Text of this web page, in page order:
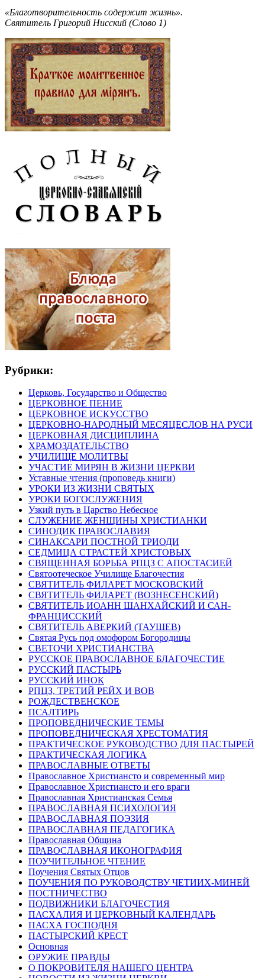
«Благотворительность содержит жизнь».
Святитель Григорий Нисский (Слово 1)
Рубрики:
Церковь, Государство и Общество
ЦЕРКОВНОЕ ПЕНИЕ
ЦЕРКОВНОЕ ИСКУССТВО
ЦЕРКОВНО-НАРОДНЫЙ МЕСЯЦЕСЛОВ НА РУСИ
ЦЕРКОВНАЯ ДИСЦИПЛИНА
ХРАМОЗДАТЕЛЬСТВО
УЧИЛИЩЕ МОЛИТВЫ
УЧАСТИЕ МИРЯН В ЖИЗНИ ЦЕРКВИ
Уставные чтения (проповедь книги)
УРОКИ ИЗ ЖИЗНИ СВЯТЫХ
УРОКИ БОГОСЛУЖЕНИЯ
Узкий путь в Царство Небесное
СЛУЖЕНИЕ ЖЕНЩИНЫ ХРИСТИАНКИ
СИНОДИК ПРАВОСЛАВИЯ
СИНАКСАРИ ПОСТНОЙ ТРИОДИ
СЕДМИЦА СТРАСТЕЙ ХРИСТОВЫХ
СВЯЩЕННАЯ БОРЬБА РПЦЗ С АПОСТАСИЕЙ
Святоотеческое Училище Благочестия
СВЯТИТЕЛЬ ФИЛАРЕТ МОСКОВСКИЙ
СВЯТИТЕЛЬ ФИЛАРЕТ (ВОЗНЕСЕНСКИЙ)
СВЯТИТЕЛЬ ИОАНН ШАНХАЙСКИЙ И САН-
ФРАНЦИССКИЙ
СВЯТИТЕЛЬ АВЕРКИЙ (ТАУШЕВ)
Святая Русь под омофором Богородицы
СВЕТОЧИ ХРИСТИАНСТВА
РУССКОЕ ПРАВОСЛАВНОЕ БЛАГОЧЕСТИЕ
РУССКИЙ ПАСТЫРЬ
РУССКИЙ ИНОК
РПЦЗ, ТРЕТИЙ РЕЙХ И ВОВ
РОЖДЕСТВЕНСКОЕ
ПСАЛТИРЬ
ПРОПОВЕДНИЧЕСКИЕ ТЕМЫ
ПРОПОВЕДНИЧЕСКАЯ ХРЕСТОМАТИЯ
ПРАКТИЧЕСКОЕ РУКОВОДСТВО ДЛЯ ПАСТЫРЕЙ
ПРАКТИЧЕСКАЯ ЛОГИКА
ПРАВОСЛАВНЫЕ ОТВЕТЫ
Православное Христиансто и современный мир
Православное Христиансто и его враги
Православная Христианская Семья
ПРАВОСЛАВНАЯ ПСИХОЛОГИЯ
ПРАВОСЛАВНАЯ ПОЭЗИЯ
ПРАВОСЛАВНАЯ ПЕДАГОГИКА
Православная Община
ПРАВОСЛАВНАЯ ИКОНОГРАФИЯ
ПОУЧИТЕЛЬНОЕ ЧТЕНИЕ
Поучения Святых Отцов
ПОУЧЕНИЯ ПО РУКОВОДСТВУ ЧЕТИИХ-МИНЕЙ
ПОСТНИЧЕСТВО
ПОДВИЖНИКИ БЛАГОЧЕСТИЯ
ПАСХАЛИЯ И ЦЕРКОВНЫЙ КАЛЕНДАРЬ
ПАСХА ГОСПОДНЯ
ПАСТЫРСКИЙ КРЕСТ
Основная
ОРУЖИЕ ПРАВДЫ
О ПОКРОВИТЕЛЯ НАШЕГО ЦЕНТРА